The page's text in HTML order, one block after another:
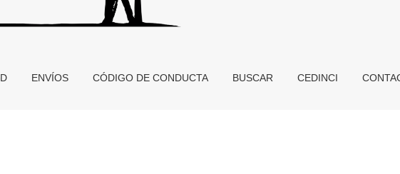
ENVÍOS CÓDIGO DE CONDUCTA BUSCAR CEDINCI